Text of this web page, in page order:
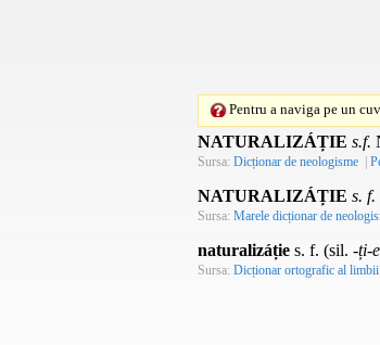
Pentru a naviga pe un
NATURALIZÁȚIE s.f.
Sursa: Dicționar de neologisme |
NATURALIZÁȚIE s. f.
Sursa: Marele dicționar de
naturalizáție s. f. (sil. -ți-e
Sursa: Dicționar ortografic al limbii